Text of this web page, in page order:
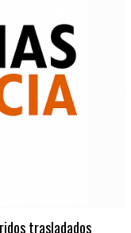
trasladados